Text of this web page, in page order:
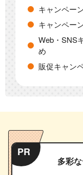
キャンペー
キャンペー
Web・SNS
め
販促キャン
PR
多彩